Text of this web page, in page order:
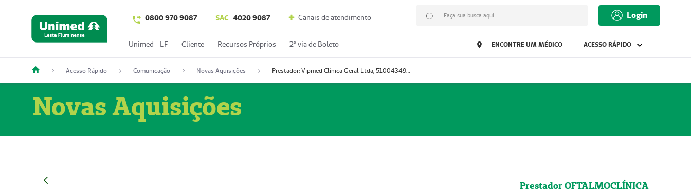
0800 970 9087 SAC 4020 9087 Canais de atendimento Faça sua busca aqui Login
Unimed - LF Cliente Recursos Próprios 2º via de Boleto ENCONTRE UM MÉDICO ACESSO RÁPIDO
Acesso Rápido Comunicação Novas Aquisições Prestador: Vipmed Clínica Geral Ltda, 51004349-0 (Nome Fantasia: Policlínica Master)
Novas Aquisições
Prestador OFTALMOCLÍNICA